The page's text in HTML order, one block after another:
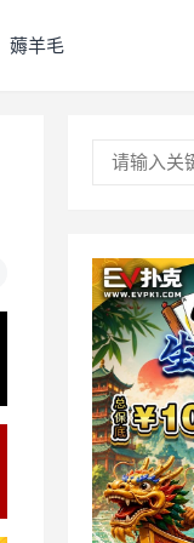
薅羊毛